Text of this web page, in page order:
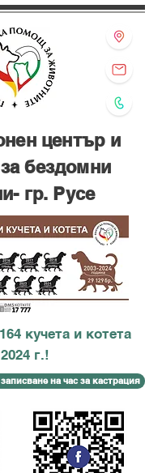
кучета и котета
г.!
на час за кастрация
център и
бездомни
гр. Русе